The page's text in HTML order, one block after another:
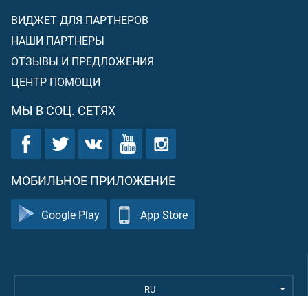
ВИДЖЕТ ДЛЯ ПАРТНЕРОВ
НАШИ ПАРТНЕРЫ
ОТЗЫВЫ И ПРЕДЛОЖЕНИЯ
ЦЕНТР ПОМОЩИ
МЫ В СОЦ. СЕТЯХ
МОБИЛЬНОЕ ПРИЛОЖЕНИЕ
Google Play App Store
RU